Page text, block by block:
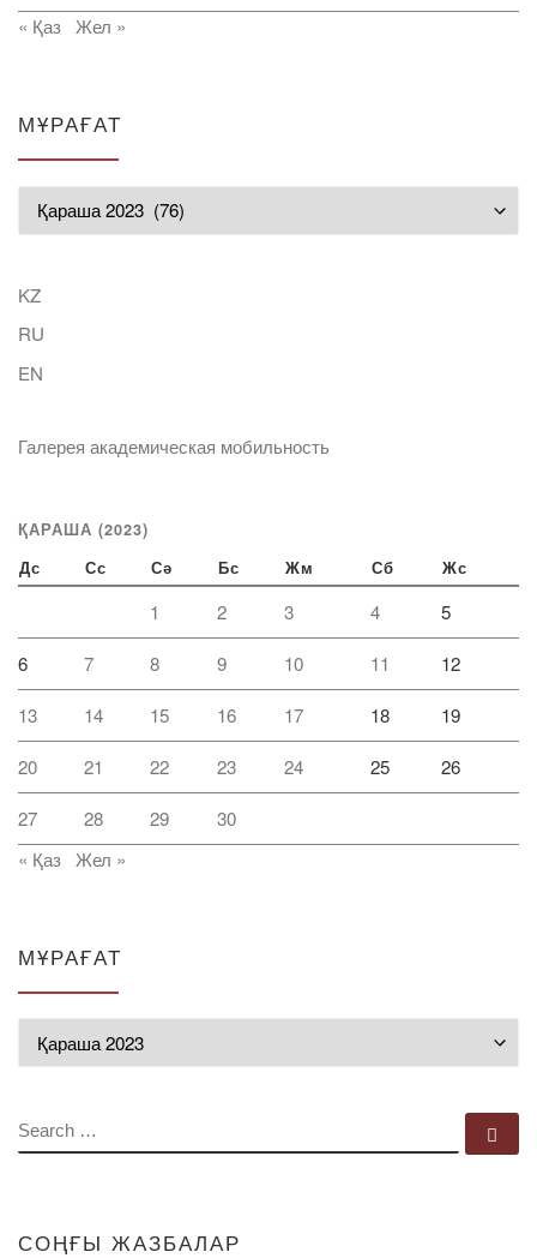
« Қаз Жел »
МҰРАҒАТ
KZ
RU
EN
Галерея академическая мобильность
ҚАРАША (2023)
Дс Сс Сә Бс Жм Сб Жс
1 2 3 4 5
6 7 8 9 10 11 12
13 14 15 16 17 18 19
20 21 22 23 24 25 26
27 28 29
30
« Қаз
Жел »
МҰРАҒАТ
SEARCH
СОҢҒЫ ЖАЗБАЛАР